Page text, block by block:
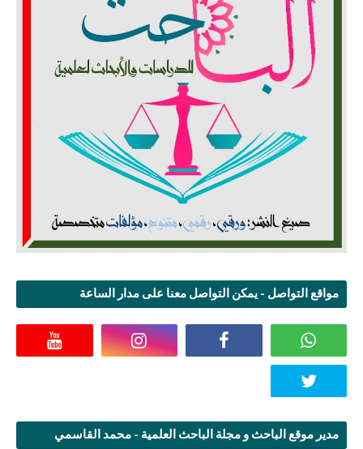
مواقع التواصل - يمكن التواصل معنا على مدار الساعة
مدير موقع الباحث و مجلة الباحث العلمية - محمد القاسمي